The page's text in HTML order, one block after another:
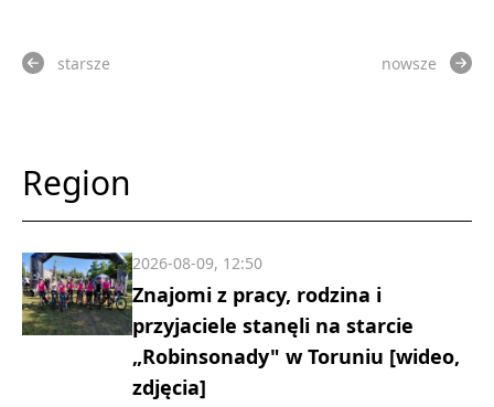
starsze nowsze
Region
Znajomi z pracy, rodzina i
przyjaciele stanęli na starcie
„Robinsonady" w Toruniu [wideo,
zdjęcia]
2026-08-09, 12:50